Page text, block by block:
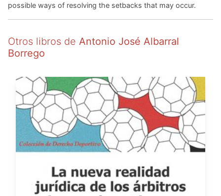
possible ways of resolving the setbacks that may occur.
Otros libros de Antonio José Albarral
Borrego